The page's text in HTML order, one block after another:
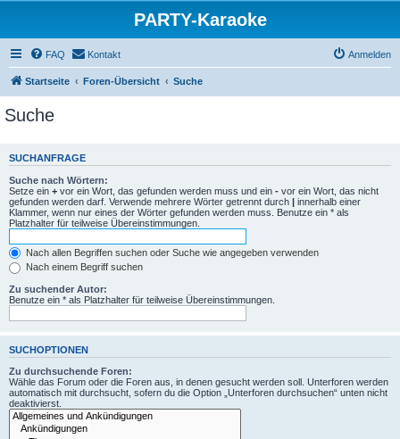
PARTY-Karaoke
FAQ Kontakt Anmelden
Startseite Foren-Übersicht Suche
Suche
SUCHANFRAGE
Suche nach Wörtern:
Setze ein + vor ein Wort, das gefunden werden muss und ein - vor ein Wort, das nicht
gefunden werden darf. Verwende mehrere Wörter getrennt durch | innerhalb einer
Klammer, wenn nur eines der Wörter gefunden werden muss. Benutze ein * als
Platzhalter für teilweise Übereinstimmungen.
Nach allen Begriffen suchen oder Suche wie angegeben verwenden
Nach einem Begriff suchen
Zu suchender Autor:
Benutze ein * als Platzhalter für teilweise Übereinstimmungen.
SUCHOPTIONEN
Zu durchsuchende Foren:
Wähle das Forum oder die Foren aus, in denen gesucht werden soll. Unterforen werden
automatisch mit durchsucht, sofern du die Option „Unterforen durchsuchen“ unten nicht
deaktivierst.